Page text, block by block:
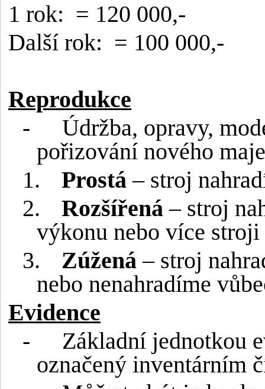
1 rok: = 120 000,-
Další rok: = 100 000,-
Reprodukce
-
Údržba, opravy,
pořizování nového
1.
Prostá – stroj
2.
Rozšířená – stroj
výkonu nebo více
3.
Zúžená – stroj
nebo nenahradíme
Evidence
-
Základní jednotkou
označený inventárním